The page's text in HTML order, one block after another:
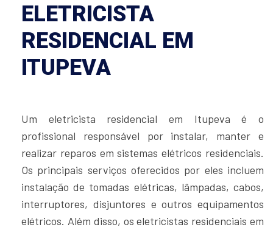
ELETRICISTA
RESIDENCIAL EM
ITUPEVA
Um eletricista residencial em Itupeva é o
profissional responsável por instalar, manter e
realizar reparos em sistemas elétricos residenciais.
Os principais serviços oferecidos por eles incluem
instalação de tomadas elétricas, lâmpadas, cabos,
interruptores, disjuntores e outros equipamentos
elétricos. Além disso, os eletricistas residenciais em